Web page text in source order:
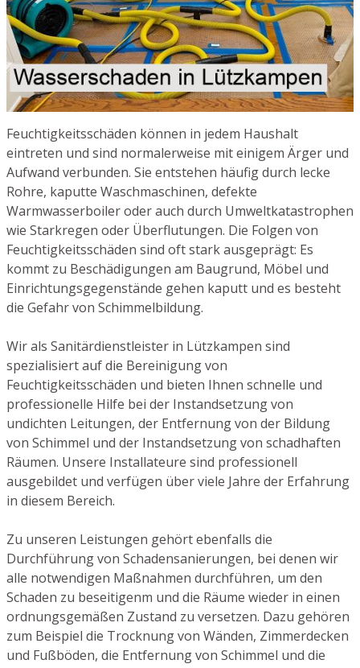
Feuchtigkeitsschäden können in jedem Haushalt
eintreten und sind normalerweise mit einigem Ärger und
Aufwand verbunden. Sie entstehen häufig durch lecke
Rohre, kaputte Waschmaschinen, defekte
Warmwasserboiler oder auch durch Umweltkatastrophen
wie Starkregen oder Überflutungen. Die Folgen von
Feuchtigkeitsschäden sind oft stark ausgeprägt: Es
kommt zu Beschädigungen am Baugrund, Möbel und
Einrichtungsgegenstände gehen kaputt und es besteht
die Gefahr von Schimmelbildung.
Wir als Sanitärdienstleister in Lützkampen sind
spezialisiert auf die Bereinigung von
Feuchtigkeitsschäden und bieten Ihnen schnelle und
professionelle Hilfe bei der Instandsetzung von
undichten Leitungen, der Entfernung von der Bildung
von Schimmel und der Instandsetzung von schadhaften
Räumen. Unsere Installateure sind professionell
ausgebildet und verfügen über viele Jahre der Erfahrung
in diesem Bereich.
Zu unseren Leistungen gehört ebenfalls die
Durchführung von Schadensanierungen, bei denen wir
alle notwendigen Maßnahmen durchführen, um den
Schaden zu beseitigenm und die Räume wieder in einen
ordnungsgemäßen Zustand zu versetzen. Dazu gehören
zum Beispiel die Trocknung von Wänden, Zimmerdecken
und Fußböden, die Entfernung von Schimmel und die